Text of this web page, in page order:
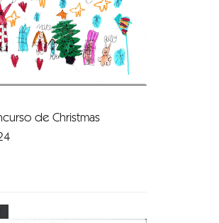
de Christmas